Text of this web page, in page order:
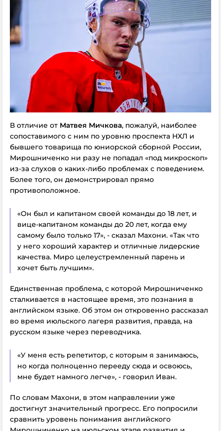
В отличие от Матвея Мичкова, пожалуй, наиболее
сопоставимого с ним по уровню проспекта НХЛ и
бывшего товарища по юниорской сборной России,
Мирошниченко ни разу не попадал «под микроскоп»
из-за слухов о каких-либо проблемах с поведением.
Более того, он демонстрировал прямо
противоположное.
«Он был и капитаном своей команды до 18 лет, и
вице-капитаном команды до 20 лет, когда ему
самому было только 17», - сказал Махони. «Так что
у него хороший характер и отличные лидерские
качества. Миро целеустремленный парень и
хочет быть лучшим».
Единственная проблема, с которой Мирошниченко
сталкивается в настоящее время, это познания в
английском языке. Об этом он откровенно рассказал
во время июльского лагеря развития, правда, на
русском языке через переводчика.
«У меня есть репетитор, с которым я занимаюсь,
но когда полноценно перееду сюда и освоюсь,
мне будет намного легче», - говорил Иван.
По словам Махони, в этом направлении уже
достигнут значительный прогресс. Его попросили
сравнить уровень понимания английского